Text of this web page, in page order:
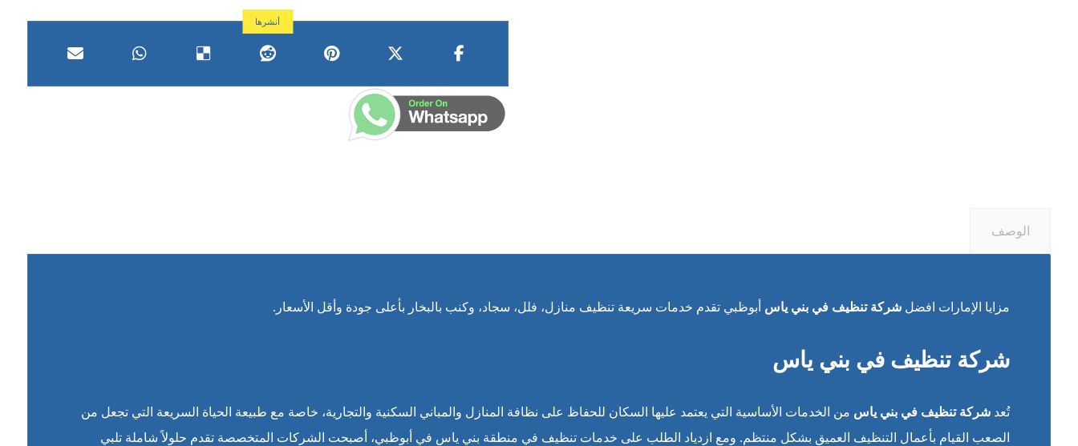
الوصف
مزايا الإمارات افضل شركة تنظيف في بني ياس أبوظبي تقدم خدمات سريعة تنظيف منازل، فلل، سجاد، وكنب بالبخار بأعلى جودة وأقل الأسعار.
شركة تنظيف في بني ياس
تُعد شركة تنظيف في بني ياس من الخدمات الأساسية التي يعتمد عليها السكان للحفاظ على نظافة المنازل والمباني السكنية والتجارية، خاصة مع طبيعة الحياة السريعة التي تجعل من
الصعب القيام بأعمال التنظيف العميق بشكل منتظم. ومع ازدياد الطلب على خدمات تنظيف في منطقة بني ياس في أبوظبي، أصبحت الشركات المتخصصة تقدم حلولاً شاملة تلبي